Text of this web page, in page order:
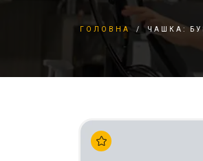
ДРУК НА КАРТОНІ
КСЕРОКС ТА РОЗДРУКІВКА
ГОЛОВНА / ЧАШКА: